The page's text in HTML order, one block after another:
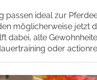
passen ideal zur
möglicherweise jetzt
dabei, alte
oder